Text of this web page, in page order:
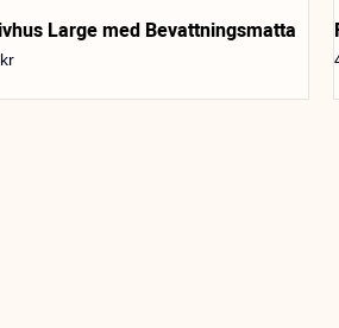
Large med Bevattningsmatta
kr